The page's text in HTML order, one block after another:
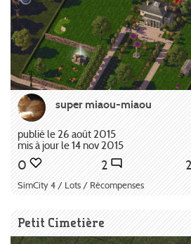
super miaou-miaou
publié le 26 août 2015
mis à jour le 14 nov 2015
0 2
SimCity 4 / Lots / Récompenses
Petit Cimetière